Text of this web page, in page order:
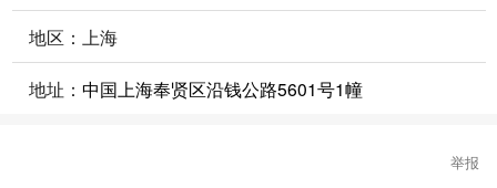
地区：上海
地址：中国上海奉贤区沿钱公路5601号1幢
举报